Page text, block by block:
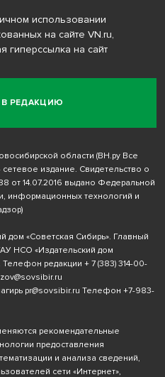
В РЕДАКЦИЮ
использовании
на сайте VN.ru,
гиперссылка на сайт
области (ВН.ру Все
издание. Свидетельство о
от 14.07.2016 выдано Федеральной
информационных технологий и
дом «Советская Сибирь». Главный
НСО «Издательский дом
Телефон редакции + 7 (383) 314-00-
pr@sovsibir.ru Телефон +7-983-
рекомендательные
предоставления
и анализа сведений,
сети «Интернет»,